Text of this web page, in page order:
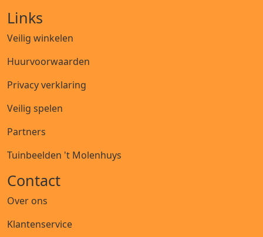
Links
Veilig winkelen
Huurvoorwaarden
Privacy verklaring
Veilig spelen
Partners
Tuinbeelden 't Molenhuys
Contact
Over ons
Klantenservice